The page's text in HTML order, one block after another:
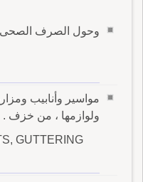
وحول الصرف الصحى
مواسير وأنابيب
ولوازمها ، من خزف .
GUTTERING